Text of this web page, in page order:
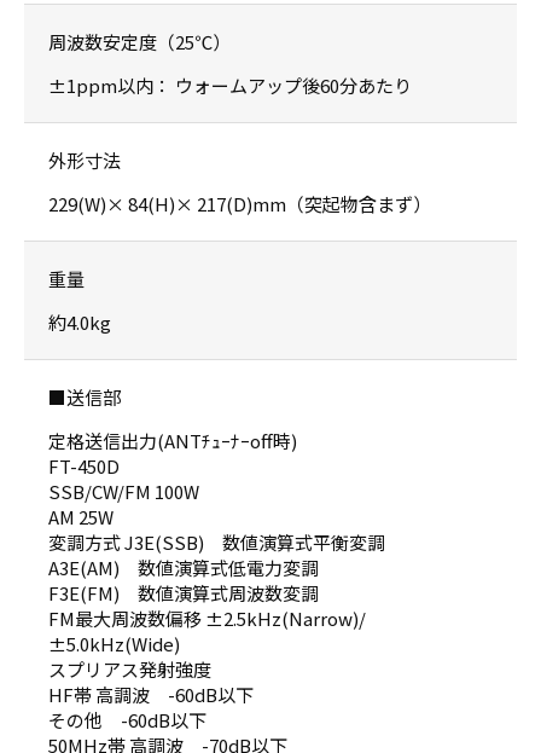
周波数安定度（25℃）
±1ppm以内： ウォームアップ後60分あたり
外形寸法
229(W)× 84(H)× 217(D)mm（突起物含まず）
重量
約4.0kg
■送信部
定格送信出力(ANTﾁｭｰﾅｰoff時)
FT-450D
SSB/CW/FM 100W
AM 25W
変調方式 J3E(SSB) 数値演算式平衡変調
A3E(AM) 数値演算式低電力変調
F3E(FM) 数値演算式周波数変調
FM最大周波数偏移 ±2.5kHz(Narrow)/
±5.0kHz(Wide)
スプリアス発射強度
HF帯 高調波 -60dB以下
その他 -60dB以下
50MHz帯 高調波 -70dB以下